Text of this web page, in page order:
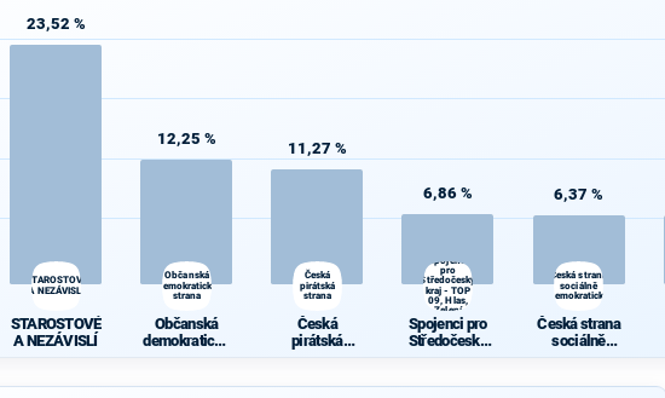
23,52 %
STAROSTOVÉ
A NEZÁVISLÍ
STAROSTOVÉ
A NEZÁVISLÍ
12,25 %
Občanská
demokratická
strana
Občanská
demokratická
11,27 %
Česká
pirátská
strana
Česká
pirátská
6,86 %
Spojenci
pro
Středočeský
kraj - TOP
09, Hlas,
Zelení
Spojenci pro
Středočeský
6,37 %
Česká strana
sociálně
demokratická
Česká strana
sociálně
demokratická